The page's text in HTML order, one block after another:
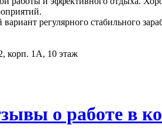
регулярного стабильного
корп. 1А, 10 этаж
о работе в